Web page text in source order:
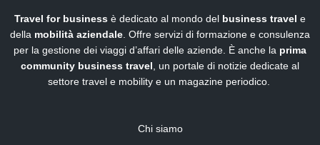
Travel for business è dedicato al mondo del business travel e
della mobilità aziendale . Offre servizi di formazione e consulenza
per la gestione dei viaggi d’affari delle aziende. È anche la prima
community business travel , un portale di notizie dedicate al
settore travel e mobility e un magazine periodico.
Chi siamo